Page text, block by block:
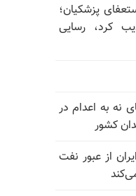
پزشکیان؛
کرد، رسایی
نه به اعدام در
از عبور نفت